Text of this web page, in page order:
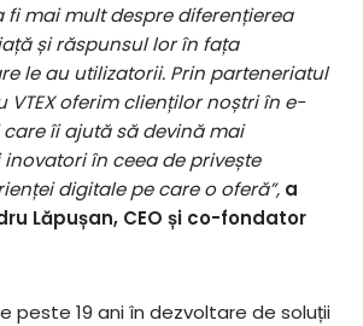
fi mai mult despre diferențierea
și răspunsul lor în fața
le au utilizatorii. Prin parteneriatul
VTEX oferim clienților noștri în e-
îi ajută să devină mai
în ceea de privește
digitale pe care o oferă”, a
Lăpușan, CEO și co-fondator
peste 19 ani în dezvoltare de soluții